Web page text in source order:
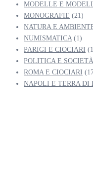
MODELLE E
MONOGRAFIE (21)
NATURA E
NUMISMATICA(1)
PARIGI E CIOCIARI
POLITICA E SOCIETÀ
ROMA E CIOCIARI
NAPOLI E TERRA DI